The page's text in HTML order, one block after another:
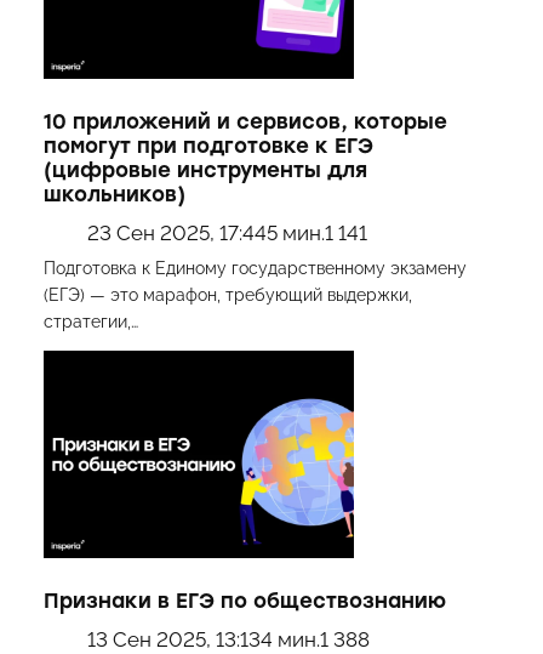
10 приложений и сервисов, которые
помогут при подготовке к ЕГЭ
(цифровые инструменты для
школьников)
23 Сен 2025, 17:445 мин.1 141
Подготовка к Единому государственному экзамену
(ЕГЭ) — это марафон, требующий выдержки,
стратегии,…
Признаки в ЕГЭ по обществознанию
13 Сен 2025, 13:134 мин.1 388